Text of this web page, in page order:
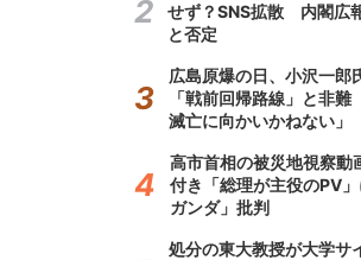
せず？SNS拡散 内閣広
と否定
広島原爆の日、小沢一郎
「戦前回帰路線」と非
滅亡に向かいかねない」
高市首相の被災地視察
付き「総理が主役のPV
ガンダ」批判
処分の東大教授が大学サ